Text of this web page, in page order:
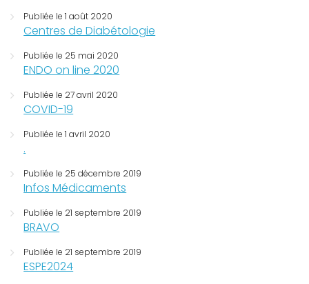
Publiée le 1 août 2020
Centres de Diabétologie
Publiée le 25 mai 2020
ENDO on line 2020
Publiée le 27 avril 2020
COVID-19
Publiée le 1 avril 2020
.
Publiée le 25 décembre 2019
Infos Médicaments
Publiée le 21 septembre 2019
BRAVO
Publiée le 21 septembre 2019
ESPE2024